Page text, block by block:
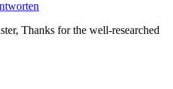
Thanks for the well-researched